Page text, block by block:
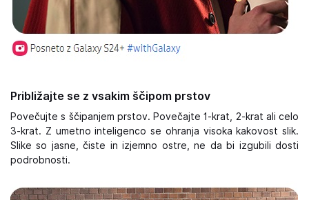
Približajte se z vsakim ščipom prstov
Povečujte s ščipanjem prstov. Povečajte 1-krat, 2-krat ali celo
3-krat. Z umetno inteligenco se ohranja visoka kakovost slik.
Slike so jasne, čiste in izjemno ostre, ne da bi izgubili dosti
podrobnosti.